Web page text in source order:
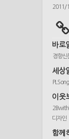
2011/
바로
경향신
세상
PLSong
이웃
디자인
함께